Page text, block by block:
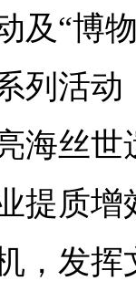
及“博
列活
海丝
提质
，发